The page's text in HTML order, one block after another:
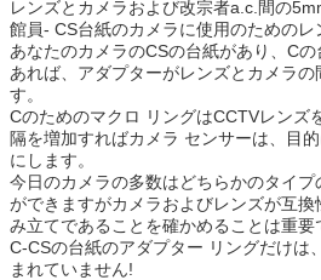
レンズとカメラおよび改宗者a.c.間の
館員- CS台紙のカメラに使用のためのレ
あなたのカメラのCSの台紙があり、C
あれば、アダプターがレンズとカメラの
す。
Cのためのマクロ リングはCCTVレンズ
隔を増加すればカメラ センサーは、目
にします。
今日のカメラの多数はどちらかのタイプ
ができますがカメラおよびレンズが互
み立てであることを確かめることは重要
C-CSの台紙のアダプター リングだけは
まれていません!